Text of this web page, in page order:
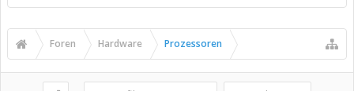
Foren Hardware Prozessoren